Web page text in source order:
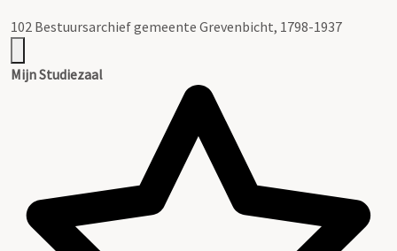
102 Bestuursarchief gemeente Grevenbicht, 1798-1937
Mijn Studiezaal